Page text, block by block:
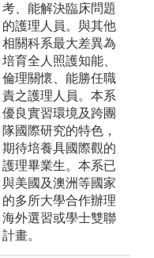
考、能解決臨床問題
的護理人員。與其他
相關科系最大差異為
培育全人照護知能、
倫理關懷、能勝任職
責之護理人員。本系
優良實習環境及跨團
隊國際研究的特色，
期待培養具國際觀的
護理畢業生。本系已
與美國及澳洲等國家
的多所大學合作辦理
海外選習或學士雙聯
計畫。